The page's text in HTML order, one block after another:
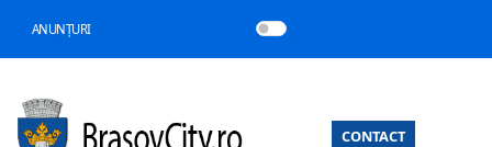
ANUNȚURI
CONTACT